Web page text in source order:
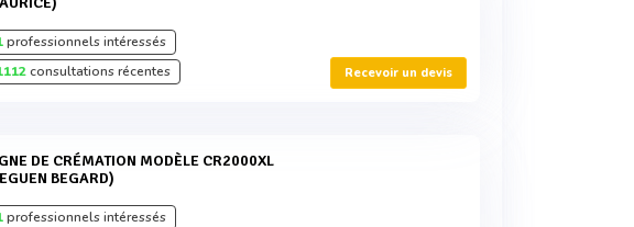
professionnels intéressés
consultations récentes Recevoir un devis
BEGARD)
professionnels intéressés